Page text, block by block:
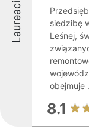
Laureaci
siedzibę
Leśnej,
obejmuje
8.1